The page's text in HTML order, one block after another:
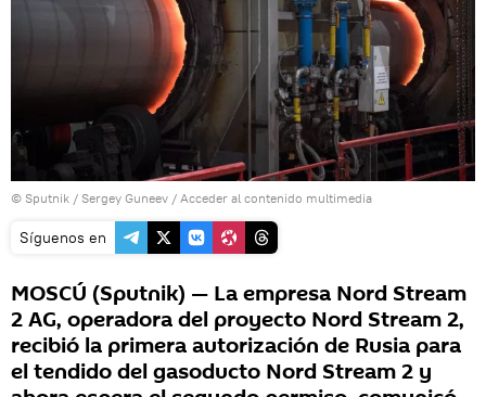
© Sputnik / Sergey Guneev / Acceder al contenido multimedia
Síguenos en
MOSCÚ (Sputnik) — La empresa Nord Stream
2 AG, operadora del proyecto Nord Stream 2,
recibió la primera autorización de Rusia para
el tendido del gasoducto Nord Stream 2 y